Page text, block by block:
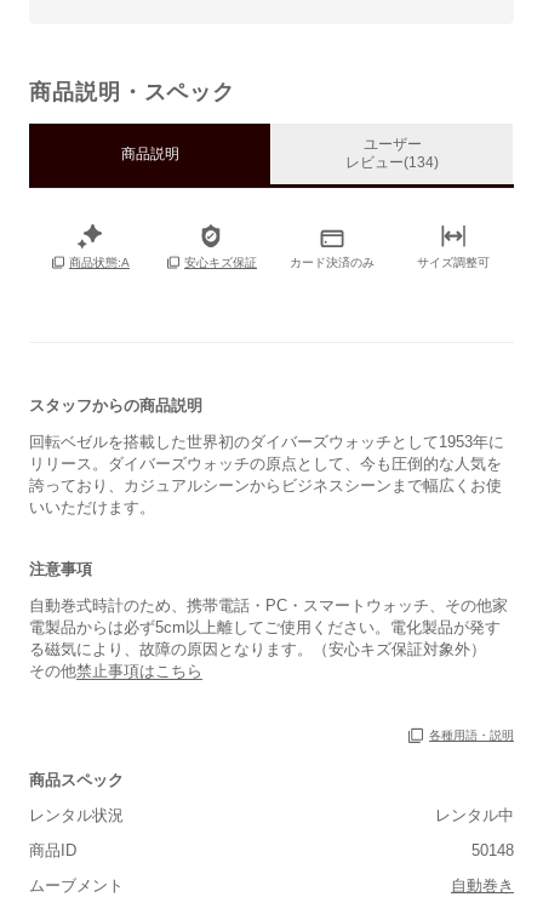
商品説明・スペック
商品説明
ユーザー
レビュー(134)
商品状態:A 安心キズ保証 カード決済のみ サイズ調整可
スタッフからの商品説明
回転ベゼルを搭載した世界初のダイバーズウォッチとして1953年に
リリース。ダイバーズウォッチの原点として、今も圧倒的な人気を
誇っており、カジュアルシーンからビジネスシーンまで幅広くお使
いいただけます。
注意事項
自動巻式時計のため、携帯電話・PC・スマートウォッチ、その他家
電製品からは必ず5cm以上離してご使用ください。電化製品が発す
る磁気により、故障の原因となります。（安心キズ保証対象外）
その他禁止事項はこちら
各種用語・説明
商品スペック
レンタル状況
レンタル中
商品ID
50148
ムーブメント
自動巻き
■重さ(ベルト込み)